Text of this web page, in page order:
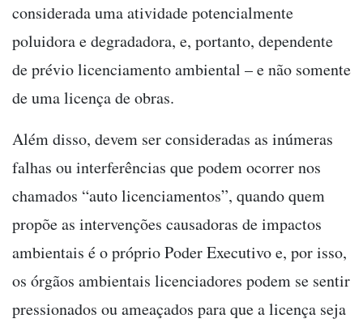
considerada uma atividade potencialmente
poluidora e degradadora, e, portanto, dependente
de prévio licenciamento ambiental – e não somente
de uma licença de obras.
Além disso, devem ser consideradas as inúmeras
falhas ou interferências que podem ocorrer nos
chamados “auto licenciamentos”, quando quem
propõe as intervenções causadoras de impactos
ambientais é o próprio Poder Executivo e, por isso,
os órgãos ambientais licenciadores podem se sentir
pressionados ou ameaçados para que a licença seja